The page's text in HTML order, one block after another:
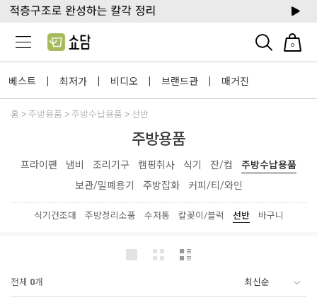
0
베스트 | 최저가 | 비디오 | 브랜드관 | 매거진
홈 주방용품 주방수납용품 선반
주방용품
프라이팬 냄비 조리기구 캠핑취사 식기 잔/컵
주방수납용품
보관/밀폐용기
주방잡화 커피/티/와인
식기건조대 주방정리소품 수저통 칼꽂이/블럭 선반 바구니
전체 0개